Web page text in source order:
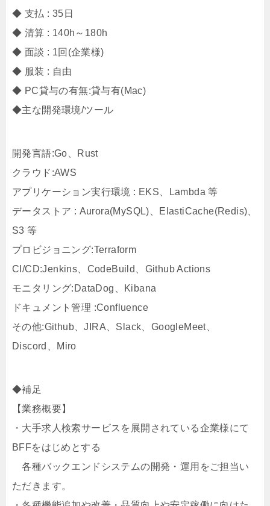
◆ 支払 : 35日
◆ 清算 : 140h～180h
◆ 面談 : 1回(企業様)
◆ 服装 : 自由
◆ PC貸与の有無:貸与有(Mac)
◆主な開発環境/ツール
開発言語:Go、Rust
クラウド:AWS
アプリケーション実行環境 : EKS、Lambda 等
データストア : Aurora(MySQL)、ElastiCache(Redis)、
S3 等
プロビジョニング:Terraform
CI/CD:Jenkins、CodeBuild、Github Actions
モニタリング:DataDog、Kibana
ドキュメント管理 :Confluence
その他:Github、JIRA、Slack、GoogleMeet、
Discord、Miro
◆補足
【業務概要】
・大手求人検索サービスを展開されている企業様にて
BFFをはじめとする
各種バックエンドシステムの開発・運用をご担当い
ただきます。